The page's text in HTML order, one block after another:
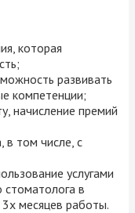
которая
развивать
компетенции;
начисление премий
в том числе, с
услугами
в
месяцев работы.